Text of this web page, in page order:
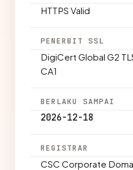
HTTPS Valid
PENERBIT SSL
DigiCert Global G2
CA1
BERLAKU SAMPAI
2026-12-18
REGISTRAR
CSC Corporate